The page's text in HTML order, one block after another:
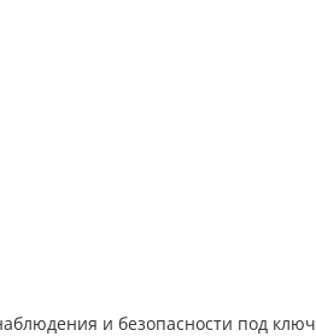
и безопасности под ключ